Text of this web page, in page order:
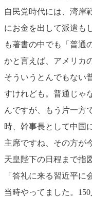
自民党時代には、湾岸
にお金を出して派遣も
も著書の中でも「普通
かと言えば、アメリカ
そういうとんでもない
すけれども。普通じゃ
んですが、もう片一方
時、幹事長として中国
主席ですね、その方が
天皇陛下の日程まで指
「答礼に来る習近平
当時やってました。